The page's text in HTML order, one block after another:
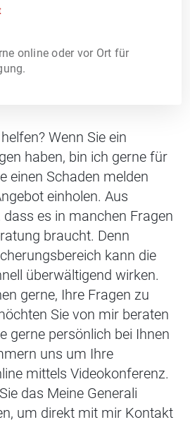
online oder vor Ort für
Wenn Sie ein
haben, bin ich gerne für
einen Schaden melden
einholen. Aus
es in manchen Fragen
braucht. Denn
kann die
überwältigend wirken.
gerne, Ihre Fragen zu
Sie von mir beraten
gerne persönlich bei Ihnen
uns um Ihre
mittels Videokonferenz.
das Meine Generali
um direkt mit mir Kontakt